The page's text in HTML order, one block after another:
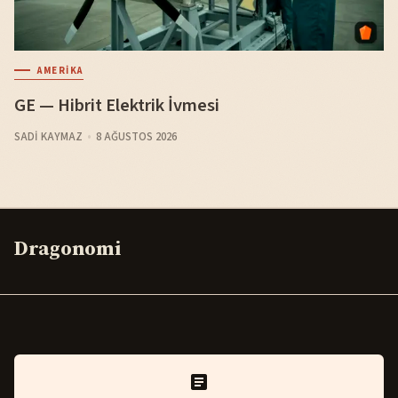
AMERIKA
GE — Hibrit Elektrik İvmesi
SADI KAYMAZ 8 AĞUSTOS 2026
Dragonomi